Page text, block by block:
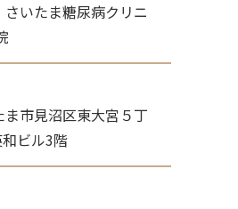
さいたま糖尿病クリニ
市見沼区東大宮５丁
ビル3階